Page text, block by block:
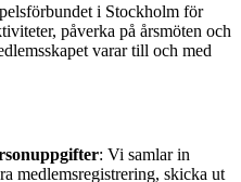
i Stockholm för
påverka på årsmöten och
varar till och med
: Vi samlar in
medlemsregistrering, skicka ut